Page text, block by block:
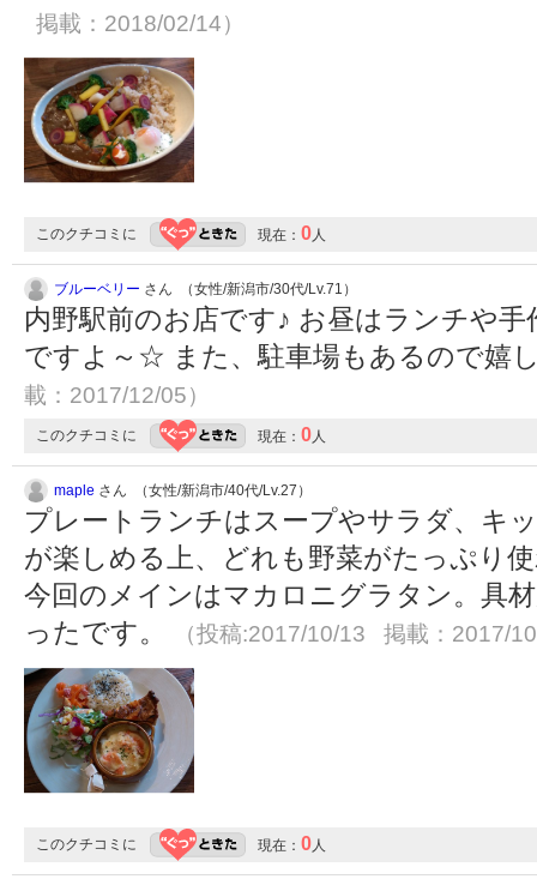
掲載：2018/02/14）
このクチコミに 現在： 0人
ブルーベリー さん （女性/新潟市/30代/Lv.71）
内野駅前のお店です♪ お昼はランチや
ですよ～☆ また、駐車場もあるので嬉
載：2017/12/05）
このクチコミに 現在： 0人
maple さん （女性/新潟市/40代/Lv.27）
プレートランチはスープやサラダ、キ
が楽しめる上、どれも野菜がたっぷり
今回のメインはマカロニグラタン。具
ったです。
（投稿:2017/10/13 掲載：2017/
このクチコミに 現在： 0人